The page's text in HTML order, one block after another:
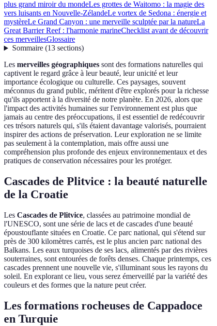
plus grand miroir du mondeLes grottes de Waitomo : la magie des
vers luisants en Nouvelle-ZélandeLe vortex de Sedona : énergie et
mystèreLe Grand Canyon : une merveille sculptée par la natureLa
Great Barrier Reef : l'harmonie marineChecklist avant de découvrir
ces merveillesGlossaire
Sommaire(13 sections)
Les merveilles géographiques sont des formations naturelles qui
captivent le regard grâce à leur beauté, leur unicité et leur
importance écologique ou culturelle. Ces paysages, souvent
méconnus du grand public, méritent d'être explorés pour la richesse
qu'ils apportent à la diversité de notre planète. En 2026, alors que
l'impact des activités humaines sur l'environnement est plus que
jamais au centre des préoccupations, il est essentiel de redécouvrir
ces trésors naturels qui, s'ils étaient davantage valorisés, pourraient
inspirer des actions de préservation. Leur exploration ne se limite
pas seulement à la contemplation, mais offre aussi une
compréhension plus profonde des enjeux environnementaux et des
pratiques de conservation nécessaires pour les protéger.
Cascades de Plitvice : la beauté naturelle
de la Croatie
Les Cascades de Plitvice, classées au patrimoine mondial de
l'UNESCO, sont une série de lacs et de cascades d'une beauté
époustouflante situées en Croatie. Ce parc national, qui s'étend sur
près de 300 kilomètres carrés, est le plus ancien parc national des
Balkans. Les eaux turquoises de ses lacs, alimentés par des rivières
souterraines, sont entourées de forêts denses. Chaque printemps, ces
cascades prennent une nouvelle vie, s'illuminant sous les rayons du
soleil. En explorant ce lieu, vous serez émerveillé par la variété des
couleurs et des formes que la nature peut créer.
Les formations rocheuses de Cappadoce
en Turquie